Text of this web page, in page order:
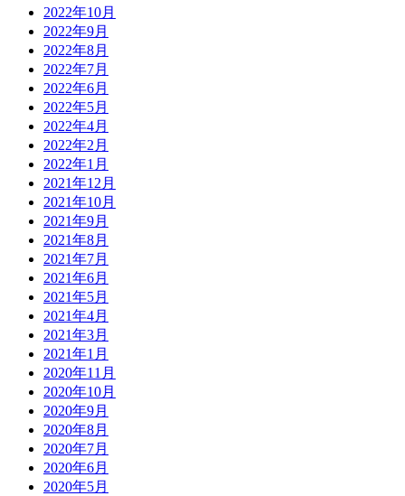
2022年10月
2022年9月
2022年8月
2022年7月
2022年6月
2022年5月
2022年4月
2022年2月
2022年1月
2021年12月
2021年10月
2021年9月
2021年8月
2021年7月
2021年6月
2021年5月
2021年4月
2021年3月
2021年1月
2020年11月
2020年10月
2020年9月
2020年8月
2020年7月
2020年6月
2020年5月